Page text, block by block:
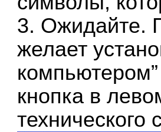
3. Ожидайте.
желает
кнопка в
технического